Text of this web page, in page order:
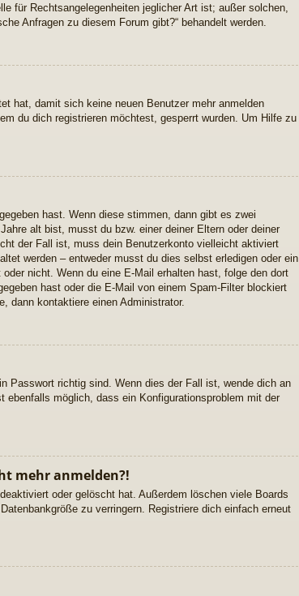
für Rechtsangelegenheiten jeglicher Art ist; außer solchen,
Anfragen zu diesem Forum gibt?“ behandelt werden.
hat, damit sich keine neuen Benutzer mehr anmelden
du dich registrieren möchtest, gesperrt wurden. Um Hilfe zu
hast. Wenn diese stimmen, dann gibt es zwei
alt bist, musst du bzw. einer deiner Eltern oder deiner
der Fall ist, muss dein Benutzerkonto vielleicht aktiviert
werden – entweder musst du dies selbst erledigen oder ein
nicht. Wenn du eine E-Mail erhalten hast, folge den dort
hast oder die E-Mail von einem Spam-Filter blockiert
dann kontaktiere einen Administrator.
Passwort richtig sind. Wenn dies der Fall ist, wende dich an
möglich, dass ein Konfigurationsproblem mit der
mehr anmelden?!
oder gelöscht hat. Außerdem löschen viele Boards
zu verringern. Registriere dich einfach erneut